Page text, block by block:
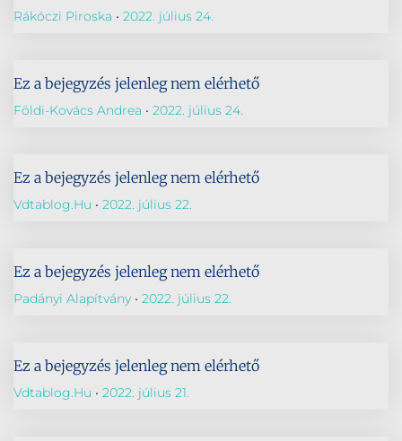
Rákóczi Piroska 2022. július 24.
Ez a bejegyzés jelenleg nem elérhető
Földi-Kovács Andrea 2022. július 24.
Ez a bejegyzés jelenleg nem elérhető
Vdtablog.hu 2022. július 22.
Ez a bejegyzés jelenleg nem elérhető
Padányi Alapítvány 2022. július 22.
Ez a bejegyzés jelenleg nem elérhető
Vdtablog.hu 2022. július 21.